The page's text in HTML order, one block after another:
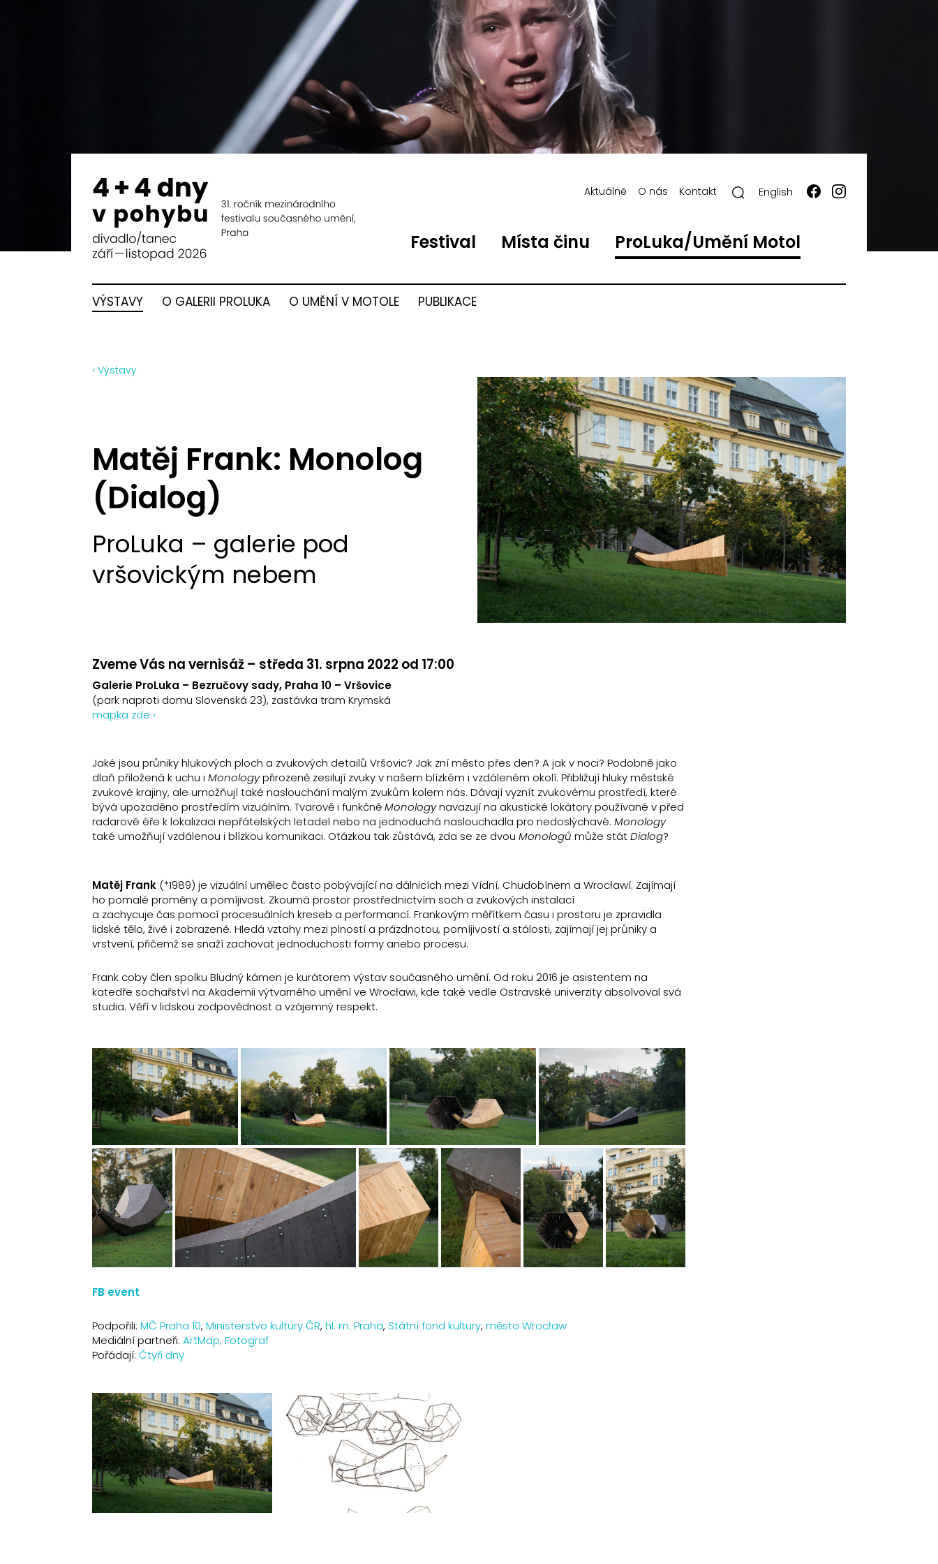
Festival Místa činu ProLuka/Umění Motol
Aktuálně O nás Kontakt English
VÝSTAVY O GALERII PROLUKA O UMĚNÍ V MOTOLE PUBLIKACE
‹ Výstavy
Matěj Frank: Monolog
(Dialog)
ProLuka – galerie pod
vršovickým nebem
Zveme Vás na vernisáž – středa 31. srpna 2022 od 17:00
Galerie ProLuka – Bezručovy sady, Praha 10 – Vršovice
(park naproti domu Slovenská 23), zastávka tram Krymská
mapka zde ›
Jaké jsou průniky hlukových ploch a zvukových detailů Vršovic? Jak zní město přes den? A jak v noci? Podobně jako
dlaň přiložená k uchu i Monologypřirozeně zesilují zvuky v našem blízkém i vzdáleném okolí. Přibližují hluky městské
zvukové krajiny, ale umožňují také naslouchání malým zvukům kolem nás. Dávají vyznít zvukovému prostředí, které
bývá upozaděno prostředím vizuálním. Tvarově i funkčněMonologynavazují na akustické lokátory používané v před
radarové éře k lokalizaci nepřátelských letadel nebo na jednoduchá naslouchadla pro nedoslýchavé. Monology
také umožňují vzdálenou i blízkou komunikaci. Otázkou tak zůstává, zda se ze dvou Monologů může státDialog?
Matěj Frank (*1989) je vizuální umělec často pobývající na dálnicích mezi Vídní, Chudobínem a Wrocławí. Zajímají
ho pomalé proměny a pomíjivost. Zkoumá prostor prostřednictvím soch a zvukových instalací
a zachycuje čas pomocí procesuálních kreseb a performancí. Frankovým měřítkem času i prostoru je zpravidla
lidské tělo, živé i zobrazené. Hledá vztahy mezi plností a prázdnotou, pomíjivostí a stálosti, zajímají jej průniky a
vrstvení, přičemž se snaží zachovat jednoduchosti formy anebo procesu.
Frank coby člen spolku Bludný kámen je kurátorem výstav současného umění. Od roku 2016 je asistentem na
katedře sochařství na Akademii výtvarného umění ve Wrocławi, kde také vedle Ostravské univerzity absolvoval svá
studia. Věří v lidskou zodpovědnost a vzájemný respekt.
FB event
Podpořili: MČ Praha 10, Ministerstvo kultury ČR, hl. m. Praha, Státní fond kultury, město Wrocław
Mediální partneři: ArtMap, Fotograf
Pořádají: Čtyři dny